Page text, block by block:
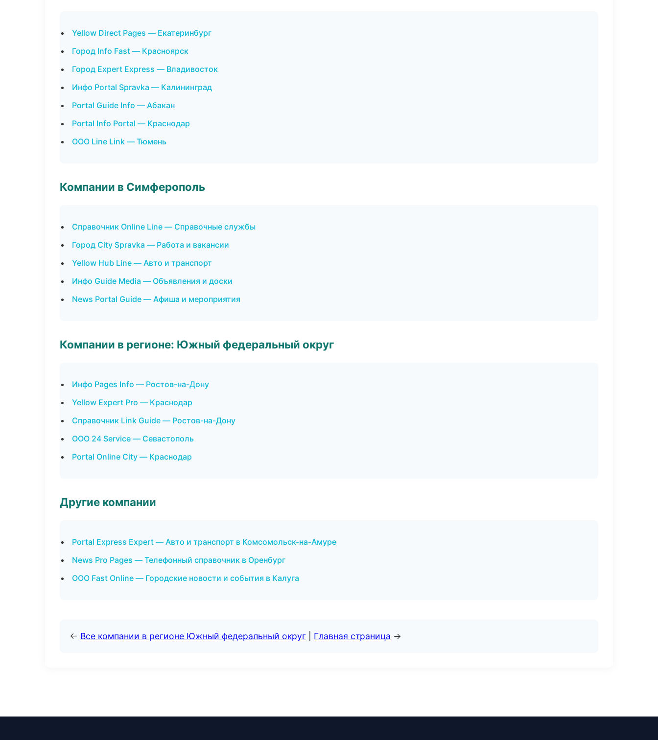
Yellow Direct Pages — Екатеринбург
Город Info Fast — Красноярск
Город Expert Express — Владивосток
Инфо Portal Spravka — Калининград
Portal Guide Info — Абакан
Portal Info Portal — Краснодар
ООО Line Link — Тюмень
Компании в Симферополь
Справочник Online Line — Справочные службы
Город City Spravka — Работа и вакансии
Yellow Hub Line — Авто и транспорт
Инфо Guide Media — Объявления и доски
News Portal Guide — Афиша и мероприятия
Компании в регионе: Южный федеральный округ
Инфо Pages Info — Ростов-на-Дону
Yellow Expert Pro — Краснодар
Справочник Link Guide — Ростов-на-Дону
ООО 24 Service — Севастополь
Portal Online City — Краснодар
Другие компании
Portal Express Expert — Авто и транспорт в Комсомольск-на-Амуре
News Pro Pages — Телефонный справочник в Оренбург
ООО Fast Online — Городские новости и события в Калуга
← Все компании в регионе Южный федеральный округ Главная страница →